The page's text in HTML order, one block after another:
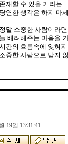
존재할 수 있을 거라는
당연한 생각은 하지 마
정말 소중한 사람이라면
늘 배려해주는 마음을
시간의 흐름속에 잊혀
소중한 사람으로 남지
19일 13:31:41